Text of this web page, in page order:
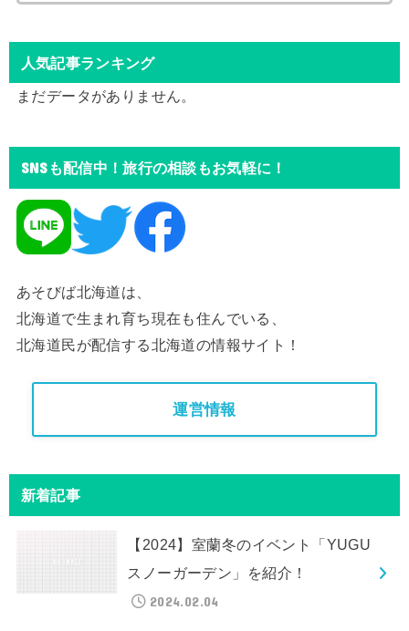
人気記事ランキング
まだデータがありません。
SNSも配信中！旅行の相談もお気軽に！
あそびば北海道は、
北海道で生まれ育ち現在も住んでいる、
北海道民が配信する北海道の情報サイト！
運営情報
新着記事
【2024】室蘭冬のイベント「YUGU
スノーガーデン」を紹介！
2024.02.04